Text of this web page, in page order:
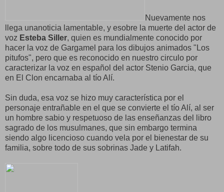
Nuevamente nos
llega unanoticia lamentable, y esobre la muerte del actor de
voz Esteba Siller, quien es mundialmente conocido por
hacer la voz de Gargamel para los dibujos animados "Los
pitufos", pero que es reconocido en nuestro circulo por
caracterizar la voz en español del actor Stenio Garcia, que
en El Clon encarnaba al tío Alí.
Sin duda, esa voz se hizo muy característica por el
personaje entrañable en el que se convierte el tío Alí, al ser
un hombre sabio y respetuoso de las enseñanzas del libro
sagrado de los musulmanes, que sin embargo termina
siendo algo licencioso cuando vela por el bienestar de su
familia, sobre todo de sus sobrinas Jade y Latifah.